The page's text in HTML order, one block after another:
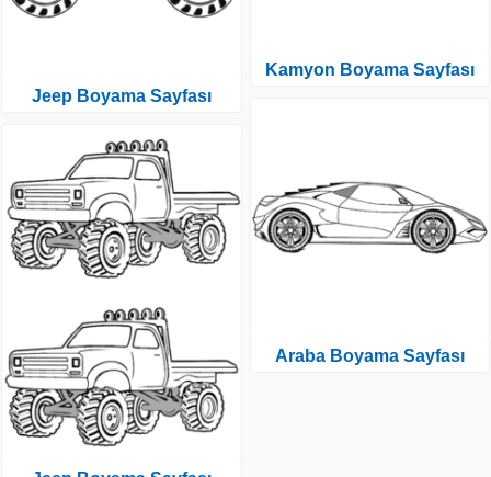
Jeep Boyama Sayfası
Kamyon Boyama Sayfası
Araba Boyama Sayfası